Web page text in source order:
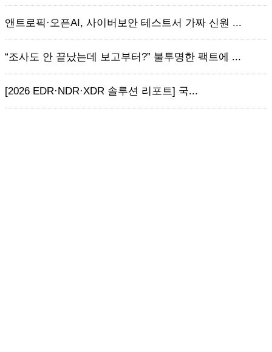
앤트로픽·오픈AI, 사이버보안 테스트서 가짜 신원 ...
“조사도 안 끝났는데 보고부터?” 불투명한 팩트에 ...
[2026 EDR·NDR·XDR 솔루션 리포트] 국...